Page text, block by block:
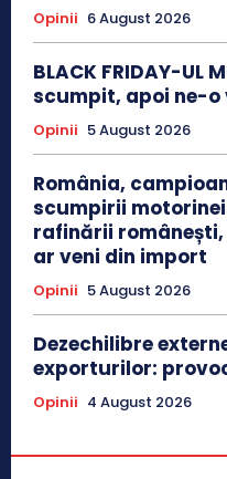
Opinii 6 August 2026
BLACK FRIDAY-UL
scumpit, apoi ne-o
Opinii 5 August 2026
România,
scumpirii
rafinării
ar veni din import
Opinii 5 August 2026
Dezechilibre
exporturilor:
Opinii 4 August 2026